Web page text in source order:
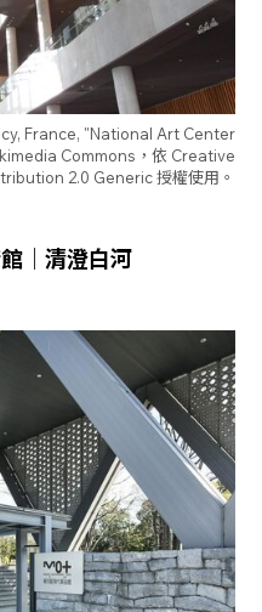
France, "National Art Center
Commons，依 Creative
2.0 Generic 授權使用。
｜清澄白河